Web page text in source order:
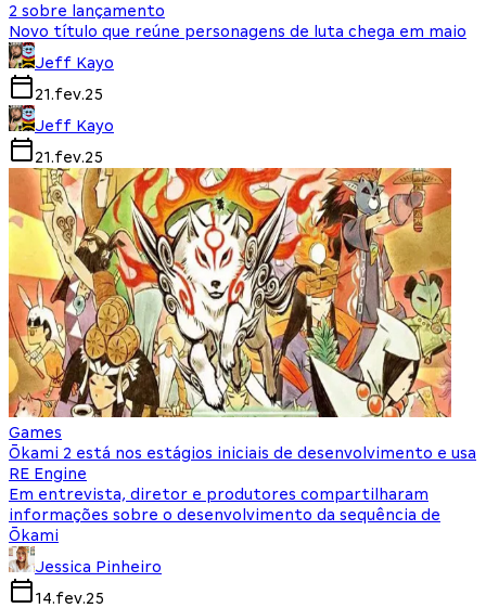
2 sobre lançamento
Novo título que reúne personagens de luta chega em maio
Jeff Kayo
21.fev.25
Jeff Kayo
21.fev.25
Games
Ōkami 2 está nos estágios iniciais de desenvolvimento e usa
RE Engine
Em entrevista, diretor e produtores compartilharam
informações sobre o desenvolvimento da sequência de
Ōkami
Jessica Pinheiro
14.fev.25